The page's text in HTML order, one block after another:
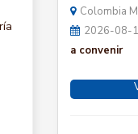
Colombia
2026-08-
a convenir